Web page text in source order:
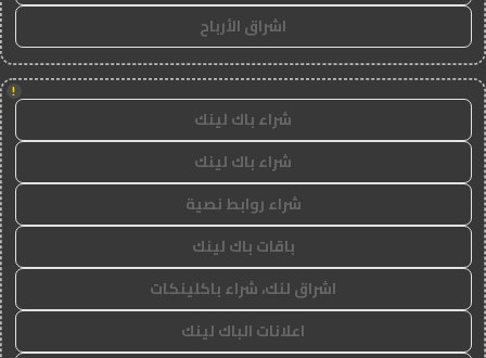
اشراق الأرباح
!
شراء باك لينك
شراء باك لينك
شراء روابط نصية
باقات باك لينك
اشراق لنك، شراء باكلينكات
اعلانات الباك لينك